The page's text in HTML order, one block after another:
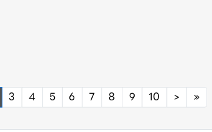
3 4 5 6 7 8 9 10 > Next
»